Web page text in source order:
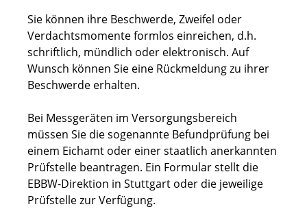
Sie können ihre Beschwerde, Zweifel oder
Verdachtsmomente formlos einreichen, d.h.
schriftlich, mündlich oder elektronisch. Auf
Wunsch können Sie eine Rückmeldung zu ihrer
Beschwerde erhalten.
Bei Messgeräten im Versorgungsbereich
müssen Sie die sogenannte Befundprüfung bei
einem Eichamt oder einer staatlich anerkannten
Prüfstelle beantragen. Ein Formular stellt die
EBBW-Direktion in Stuttgart oder die jeweilige
Prüfstelle zur Verfügung.